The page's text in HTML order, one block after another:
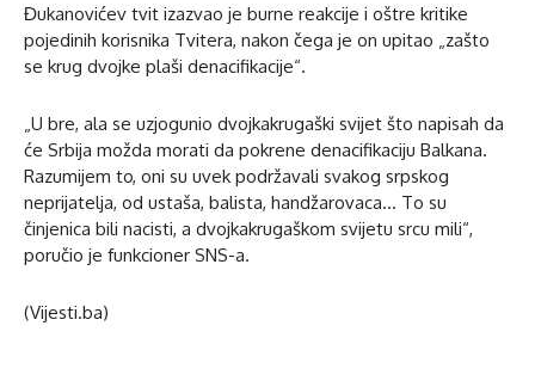
Đukanovićev tvit izazvao je burne reakcije i oštre kritike
pojedinih korisnika Tvitera, nakon čega je on upitao „zašto
se krug dvojke plaši denacifikacije“.
„U bre, ala se uzjogunio dvojkakrugaški svijet što napisah da
će Srbija možda morati da pokrene denacifikaciju Balkana.
Razumijem to, oni su uvek podržavali svakog srpskog
neprijatelja, od ustaša, balista, handžarovaca… To su
činjenica bili nacisti, a dvojkakrugaškom svijetu srcu mili“,
poručio je funkcioner SNS-a.
(Vijesti.ba)